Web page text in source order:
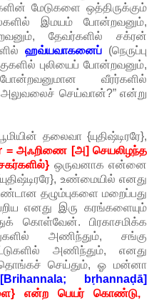
மேடுகளை ஒத்திருக்கும்
இமயம் போன்றவனும்,
தேவர்களில் சக்ரன்
ஹவ்யவாகனைப்(நெருப்பு
புலியைப் போன்றவனும்,
வீரர்களில்
செய்வான்?” என்று
தலைவா {யுதிஷ்டிரரே},
= அஃறிணை [அ] செயலிழந்த
ஒருவனாக என்னை
உண்மையில் எனது
தழும்புகளை மறைப்பது
எனது இரு கரங்களையும்
கொள்வேன். பிரகாசமிக்க
அணிந்தும், சங்கு
அணிந்தும், எனது
செய்தும், ஓ மன்னா
bṛhannaḍā]
என்ற பெயர் கொண்டு,